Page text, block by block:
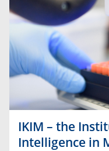
IKIM – the
Intelligence in